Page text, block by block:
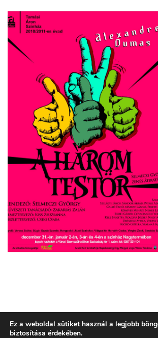
KAPCSOLAT
Ez a weboldal sütiket használ a legjobb
biztosítása érdekében.